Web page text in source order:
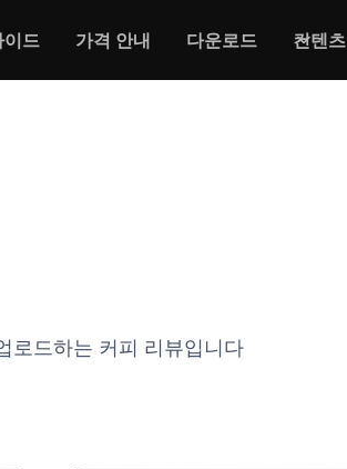
이드 가격 안내 다운로드 컨텐츠
로드하는 커피 리뷰입니다